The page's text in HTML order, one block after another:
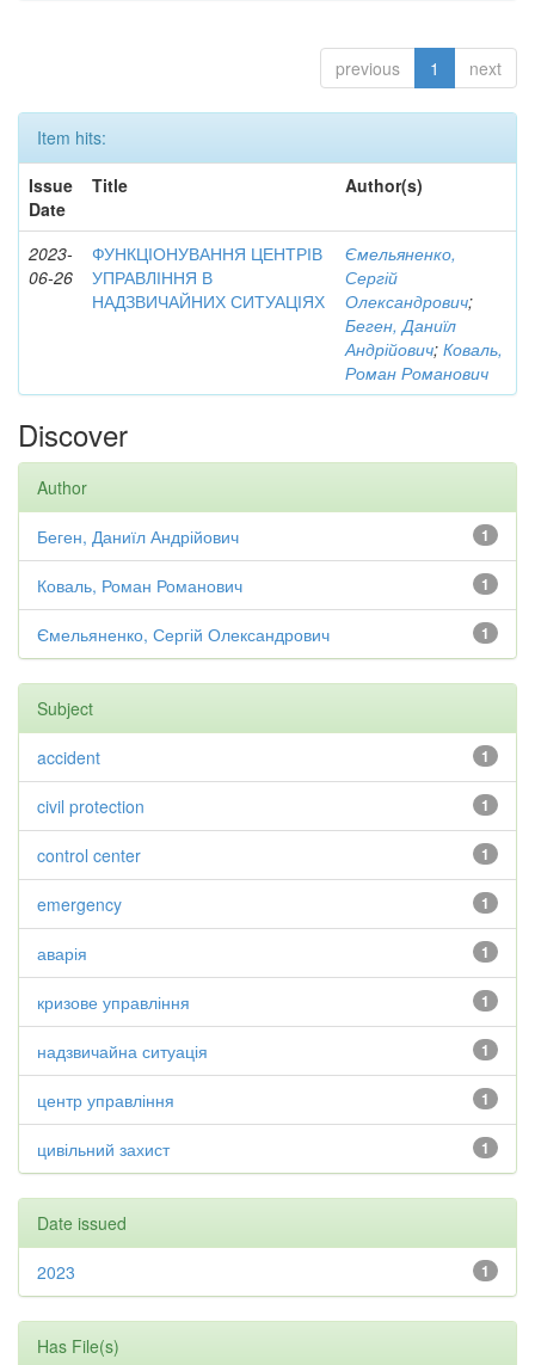
previous 1 next
Item hits:
Issue
Date
Title Author(s)
2023-
06-26
ФУНКЦІОНУВАННЯ ЦЕНТРІВ
УПРАВЛІННЯ В
НАДЗВИЧАЙНИХ СИТУАЦІЯХ
Ємельяненко,
Сергій
Олександрович;
Беген, Даниїл
Андрійович; Коваль,
Роман Романович
Discover
Author
1
Беген, Даниїл Андрійович
1
Коваль, Роман Романович
1
Ємельяненко, Сергій Олександрович
Subject
1
accident
1
civil protection
1
control center
1
emergency
1
аварія
1
кризове управління
1
надзвичайна ситуація
1
центр управління
1
цивільний захист
Date issued
1
2023
Has File(s)